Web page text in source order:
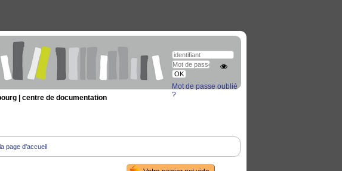
| centre de documentation
page d'accueil
Mot de passe oublié
?